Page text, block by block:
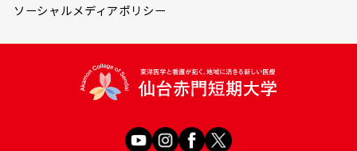
ソーシャルメディアポリシー